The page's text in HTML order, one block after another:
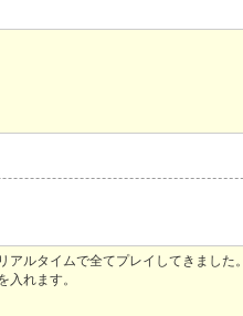
ルタイムで全てプレイしてきました。
れます。